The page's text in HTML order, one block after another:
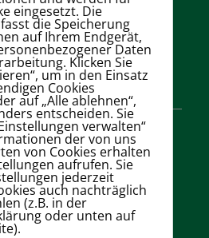
eingesetzt. Die
die Speicherung
auf Ihrem Endgerät,
Daten
Klicken Sie
um in den Einsatz
Cookies
auf „Alle ablehnen“,
entscheiden. Sie
verwalten“
der von uns
von Cookies erhalten
aufrufen. Sie
jederzeit
auch nachträglich
(z.B. in der
oder unten auf